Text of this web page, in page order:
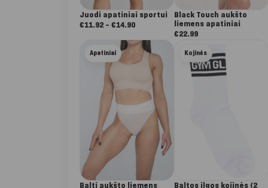
Juodi apatiniai sportui
€11.92 – €14.90Nuo:
iki
€14.90
Black Touch aukšto
liemens apatiniai
€22.99
Apatiniai
Balti aukšto liemens
Kojinės
Baltos ilgos kojinės (2